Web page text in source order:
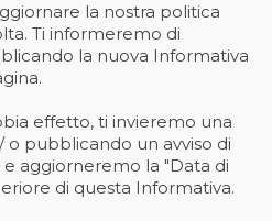
la nostra politica
Ti informeremo di
la nuova Informativa
effetto, ti invieremo una
pubblicando un avviso di
aggiorneremo la "Data di
di questa Informativa.